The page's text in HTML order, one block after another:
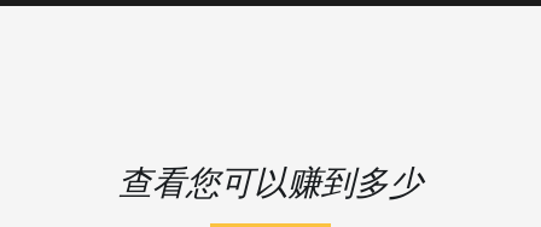
查看您可以赚到多少